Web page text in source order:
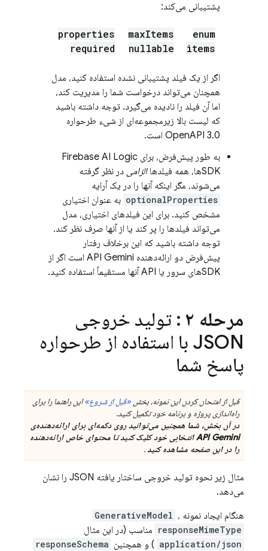
پشتیبانی می‌کند:
enum
items
maxItems
nullable
properties
required
اگر از یک فیلد پشتیبانی نشده استفاده کنید، مدل
همچنان می‌تواند درخواست شما را مدیریت کند،
اما آن فیلد را نادیده می‌گیرد. توجه داشته باشید
که لیست بالا زیرمجموعه‌ای از شیء طرحواره
OpenAPI 3.0 است.
به طور پیش‌فرض، برای Firebase AI Logic
SDKها، همه فیلدها
الزامی در نظر گرفته
می‌شوند، مگر اینکه آنها را در یک آرایه
optionalProperties به عنوان اختیاری
مشخص کنید. برای این فیلدهای اختیاری، مدل
می‌تواند فیلدها را پر کند یا از آنها صرف نظر کند.
توجه داشته باشید که این برخلاف رفتار
پیش‌فرض دو ارائه‌دهنده API Gemini است اگر از
SDKهای سرور یا API آنها مستقیماً استفاده کنید.
مرحله ۲
: تولید خروجی
JSON با استفاده از طرحواره
پاسخ شما
قبل از امتحان کردن این نمونه، بخش «قبل از شروع»این راهنما را برای
راه‌اندازی پروژه و برنامه خود تکمیل کنید.
در آن بخش، شما همچنین می‌توانید روی دکمه‌ای برای ارائه‌دهنده‌ی
API Geminiانتخابی خود کلیک کنید تا محتوای خاص ارائه‌دهنده
را در این صفحه مشاهده کنید.
مثال زیر نحوه تولید خروجی ساختار یافته JSON را نشان
می‌دهد.
هنگام ایجاد نمونه
GenerativeModel ،
responseMimeType مناسب (در این مثال
application/json ) و همچنین responseSchema